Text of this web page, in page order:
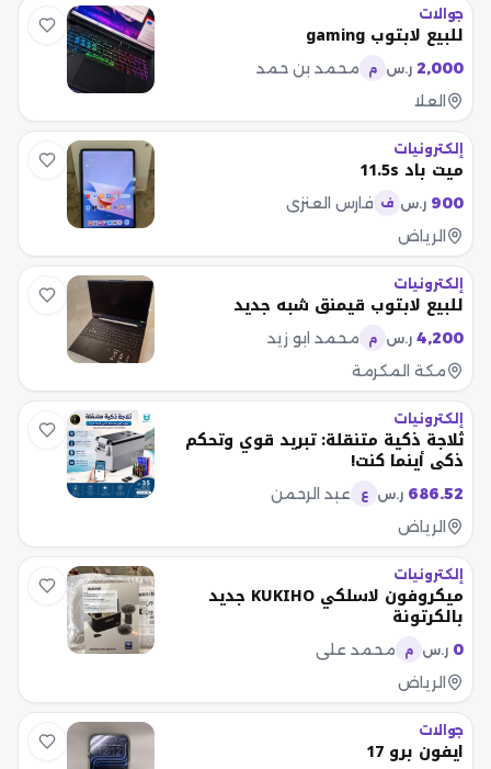
جوالات
للبيع لابتوب gaming
2,000 ر.س م
محمد بن حمد
العلا
إلكترونيات
ميت باد 11.5s
900 ر.س ف فارس العنزي
الرياض
إلكترونيات
للبيع لابتوب قيمنق شبه جديد
4,200 ر.س م
محمد ابو زيد
مكة المكرمة
إلكترونيات
ثلاجة ذكية متنقلة: تبريد قوي وتحكم
ذكي أينما كنت!
686.52 ر.س ع
عبد الرحمن
الرياض
إلكترونيات
ميكروفون لاسلكي KUKIHO جديد
بالكرتونة
0 ر.س م
محمد علي
الرياض
جوالات
ايفون برو 17